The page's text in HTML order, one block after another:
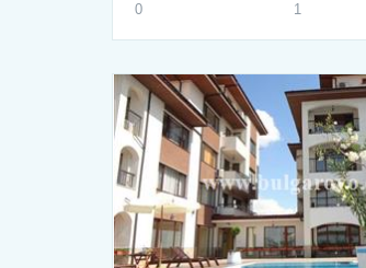
0
1